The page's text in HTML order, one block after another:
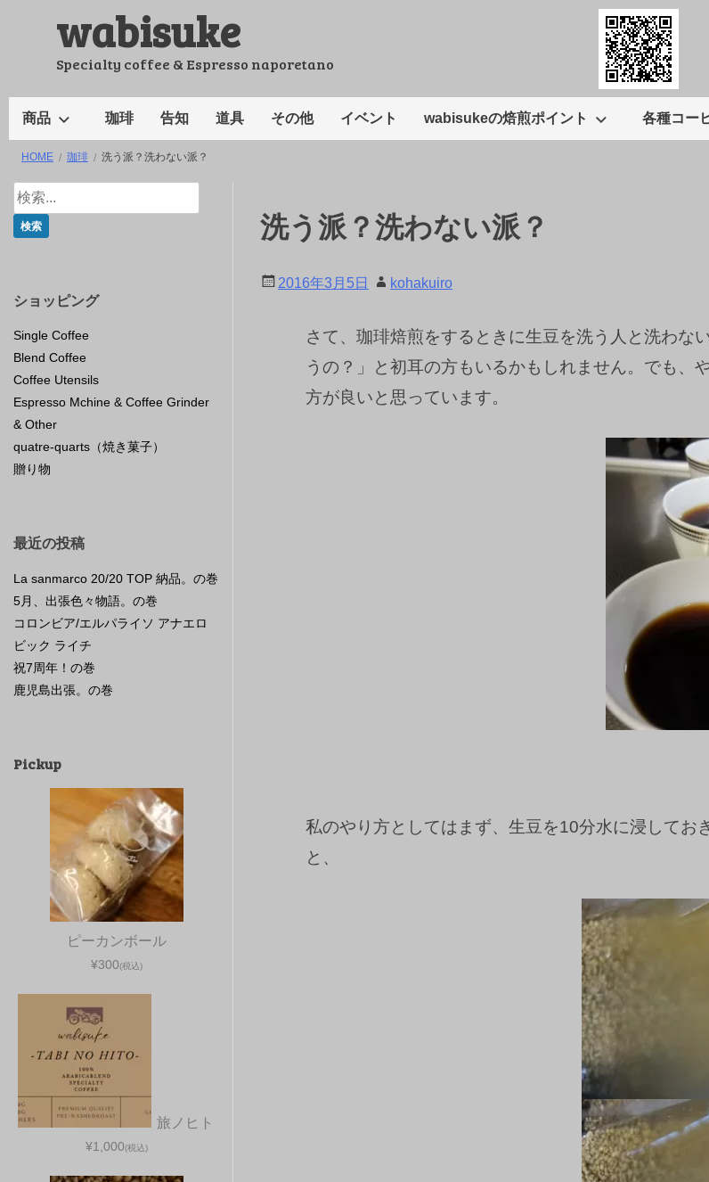
wabisuke
Specialty coffee & Espresso naporetano
商品 珈琲 告知 道具 その他 イベント wabisukeの焙煎ポイント 各種コー
HOME 珈琲 洗う派？洗わない派？
洗う派？洗わない派？
2016年3月5日 kohakuiro
さて、珈琲焙煎をするときに生豆を洗う人と洗わな
うの？」と初耳の方もいるかもしれません。でも、
方が良いと思っています。
私のやり方としてはまず、生豆を10分水に浸してお
と、
ショッピング
Single Coffee
Blend Coffee
Coffee Utensils
Espresso Mchine & Coffee Grinder
& Other
quatre-quarts（焼き菓子）
贈り物
最近の投稿
La sanmarco 20/20 TOP 納品。の巻
5月、出張色々物語。の巻
コロンビア/エルパライソ アナエロ
ビック ライチ
祝7周年！の巻
鹿児島出張。の巻
Pickup
ピーカンボール
¥300(税込)
旅ノヒト
¥1,000(税込)